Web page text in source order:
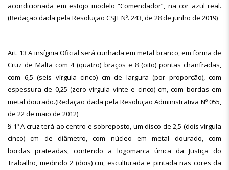
acondicionada em estojo modelo “Comendador”, na cor azul real.
(Redação dada pela Resolução CSJT Nº. 243, de 28 de junho de 2019)
Art. 13 A insígnia Oficial será cunhada em metal branco, em forma de
Cruz de Malta com 4 (quatro) braços e 8 (oito) pontas chanfradas,
com 6,5 (seis vírgula cinco) cm de largura (por proporção), com
espessura de 0,25 (zero vírgula vinte e cinco) cm, com bordas em
metal dourado.(Redação dada pela Resolução Administrativa Nº 055,
de 22 de maio de 2012)
§ 1º A cruz terá ao centro e sobreposto, um disco de 2,5 (dois vírgula
cinco) cm de diâmetro, com núcleo em metal dourado, com
bordas prateadas, contendo a logomarca única da Justiça do
Trabalho, medindo 2 (dois) cm, esculturada e pintada nas cores da